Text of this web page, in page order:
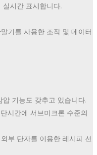
시간 표시합니다.
기를 사용한 조작 및 데이터
기능도 갖추고 있습니다.
시간에 서브미크론 수준의
부 단자를 이용한 레시피 선